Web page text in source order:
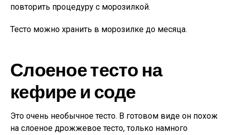
повторить процедуру с морозилкой.
Тесто можно хранить в морозилке до месяца.
Слоеное тесто на
кефире и соде
Это очень необычное тесто. В готовом виде он похож
на слоеное дрожжевое тесто, только намного